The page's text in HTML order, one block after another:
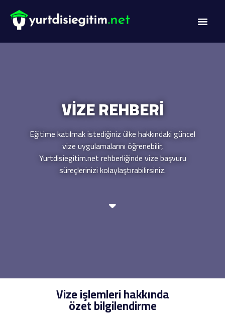
VİZE REHBERİ
Eğitime katılmak istediğiniz ülke hakkındaki güncel
vize uygulamalarını öğrenebilir,
Yurtdisiegitim.net rehberliğinde vize başvuru
süreçlerinizi kolaylaştırabilirsiniz.
Vize işlemleri hakkında
özet bilgilendirme